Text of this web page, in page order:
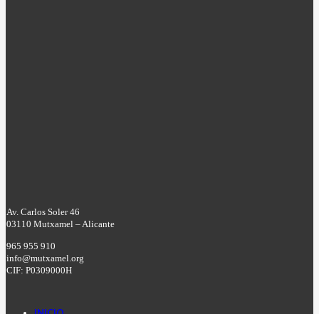
Av. Carlos Soler 46
03110 Mutxamel – Alicante
965 955 910
info@mutxamel.org
CIF: P0309000H